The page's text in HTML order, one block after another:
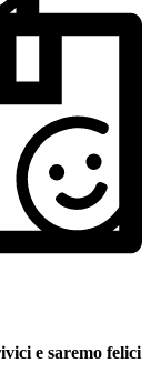
e saremo felici